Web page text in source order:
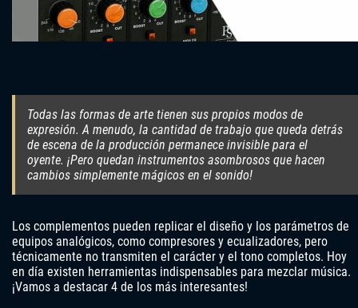
Todas las formas de arte tienen sus propios modos de
expresión. A menudo, la cantidad de trabajo que queda detrás
de escena de la producción permanece invisible para el
oyente. ¡Pero quedan instrumentos asombrosos que hacen
cambios simplemente mágicos en el sonido!
Los complementos pueden replicar el diseño y los parámetros de
equipos analógicos, como compresores y ecualizadores, pero
técnicamente no transmiten el carácter y el tono completos. Hoy
en día existen herramientas indispensables para mezclar música.
¡Vamos a destacar 4 de los más interesantes!